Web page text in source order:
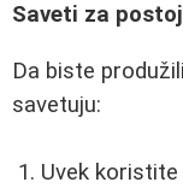
Saveti za
Da biste
savetuju:
Uvek koristite